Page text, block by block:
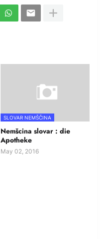
SLOVAR NEMŠČINA
Nemšcina slovar : die
Apotheke
May 02, 2016